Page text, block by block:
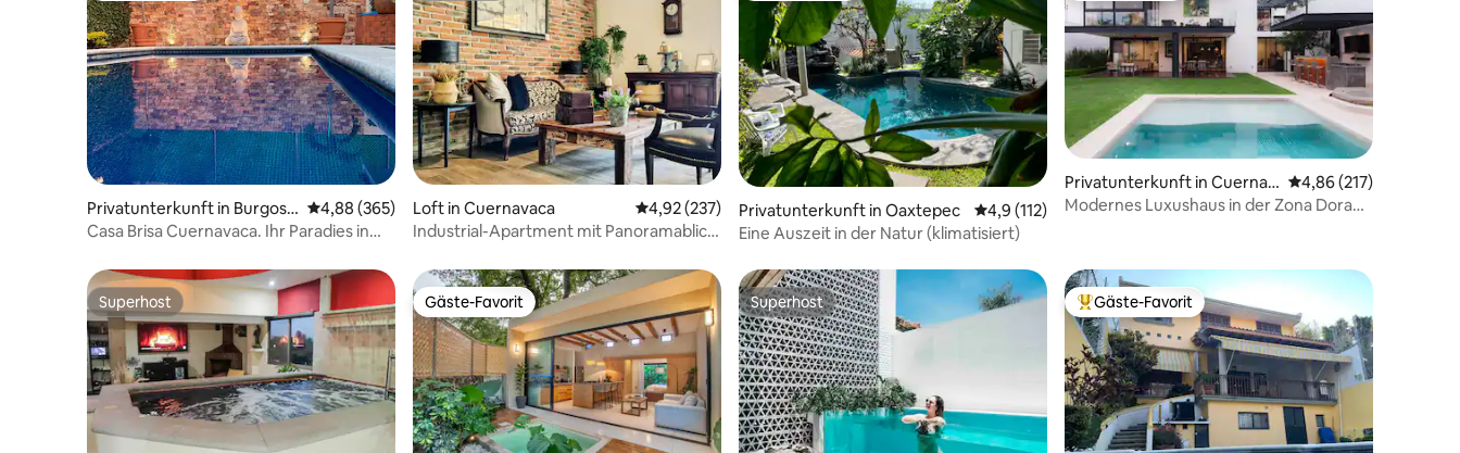
Privatunterkunft in Burgos
Cuernavaca
Durchschnittliche Bewertung: 4,88 von 5, 365 Bewertungen
4,88 (365)
Casa Brisa Cuernavaca. Ihr Paradies in
Loft in Cuernavaca Durchschnittliche Bewertung: 4,92 von 5, 237 Bewertungen
4,92 (237)
Industrial-Apartment mit Panoramablick
Privatunterkunft in Oaxtepec Durchschnittliche Bewertung: 4,9 von 5, 112 Bewertungen
4,9 (112)
Eine Auszeit in der Natur (klimatisiert)
Privatunterkunft in Cuernav
aca
Durchschnittliche
4,86 (217)
Modernes Luxushaus in der Zona Dorada
Superhost
Superhost Gäste-Favorit
Gäste-Favorit Superhost
Superhost Beliebter Gäste-Favorit.
Gäste-Favorit